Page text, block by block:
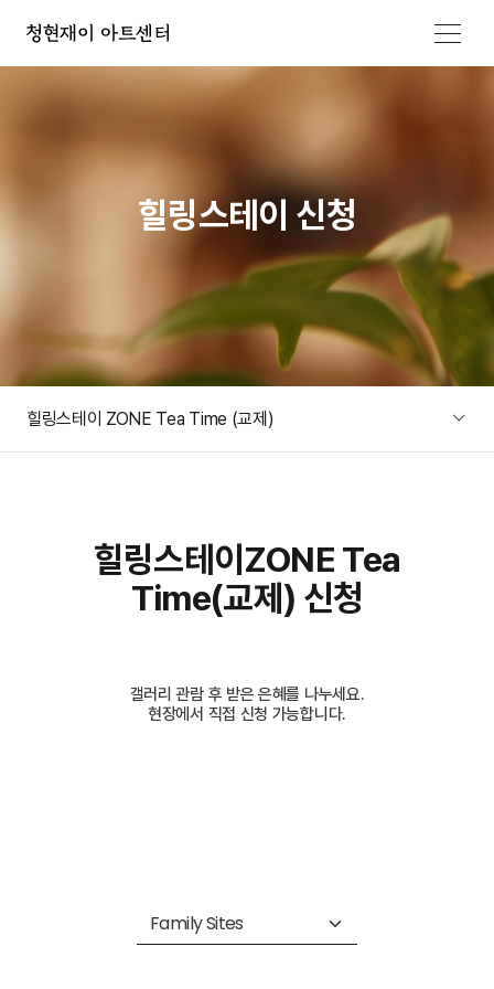
메뉴 열기
힐링스테이 신청
힐링스테이 ZONE Tea Time (교제)
힐링스테이ZONE Tea
Time(교제) 신청
갤러리 관람 후 받은 은혜를 나누세요.
현장에서 직접 신청 가능합니다.